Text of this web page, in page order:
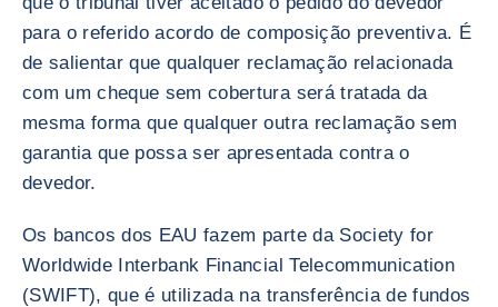
para o referido acordo de composição preventiva. É
de salientar que qualquer reclamação relacionada
com um cheque sem cobertura será tratada da
mesma forma que qualquer outra reclamação sem
garantia que possa ser apresentada contra o
devedor.
Os bancos dos EAU fazem parte da Society for
Worldwide Interbank Financial Telecommunication
(SWIFT), que é utilizada na transferência de fundos